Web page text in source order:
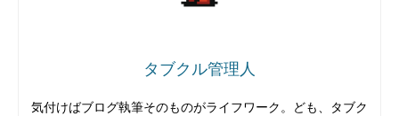
タブクル管理人
気付けばブログ執筆そのものがライフワーク。ども、タブク